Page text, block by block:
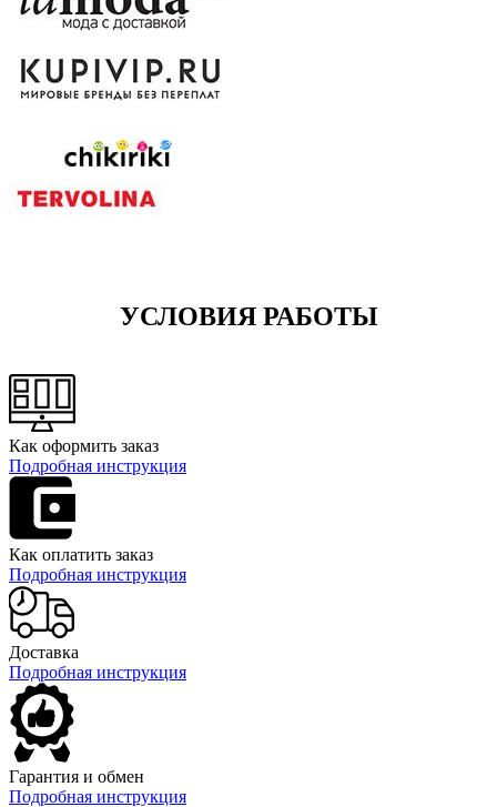
УСЛОВИЯ РАБОТЫ
Как оформить заказ
Подробная инструкция
Как оплатить заказ
Подробная инструкция
Доставка
Подробная инструкция
Гарантия и обмен
Подробная инструкция